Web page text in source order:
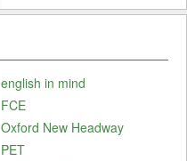
english in mind
FCE
Oxford New Headway
PET